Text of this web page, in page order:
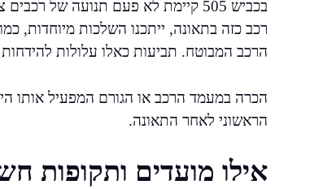
בכביש 505 קיימת לא פעם תנועה של
רכב כזה בתאונה, ייתכנו השלכות מיוחדות,
הרכב המבוטח. תביעות כאלו עלולות
הכרה במעמד הרכב או הגורם המפעיל אותו
הראשוני לאחר התאונה.
אילו מועדים ותקופות